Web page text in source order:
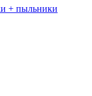
+ пыльники